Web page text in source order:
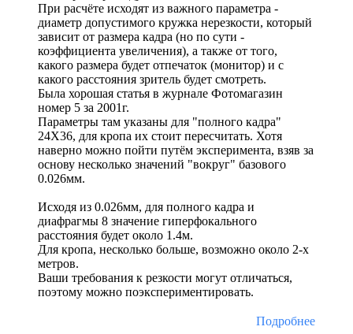
При расчёте исходят из важного параметра -
диаметр допустимого кружка нерезкости, который
зависит от размера кадра (но по сути -
коэффициента увеличения), а также от того,
какого размера будет отпечаток (монитор) и с
какого расстояния зритель будет смотреть.
Была хорошая статья в журнале Фотомагазин
номер 5 за 2001г.
Параметры там указаны для "полного кадра"
24Х36, для кропа их стоит пересчитать. Хотя
наверно можно пойти путём эксперимента, взяв за
основу несколько значений "вокруг" базового
0.026мм.
Исходя из 0.026мм, для полного кадра и
диафрагмы 8 значение гиперфокального
расстояния будет около 1.4м.
Для кропа, несколько больше, возможно около 2-х
метров.
Ваши требования к резкости могут отличаться,
поэтому можно поэкспериментировать.
Подробнее